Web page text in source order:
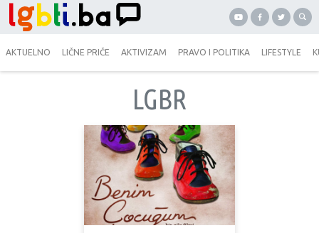
AKTUELNO LIČNE PRIČE AKTIVIZAM PRAVO I POLITIKA LIFESTYLE
LGBR